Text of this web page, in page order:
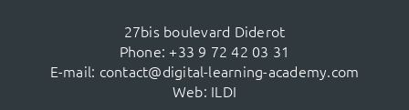
27bis boulevard Diderot
Phone: +33 9 72 42 03 31
E-mail: contact@digital-learning-academy.com
Web: ILDI